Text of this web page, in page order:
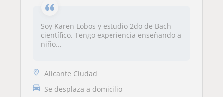
Soy Karen Lobos y estudio 2do de Bach
científico. Tengo experiencia enseñando a
niño...
Alicante Ciudad
Se desplaza a domicilio